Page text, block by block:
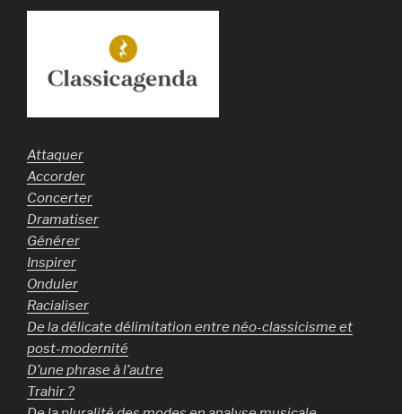
Attaquer
Accorder
Concerter
Dramatiser
Générer
Inspirer
Onduler
Racialiser
De la délicate délimitation entre néo-classicisme et
post-modernité
D’une phrase à l’autre
Trahir ?